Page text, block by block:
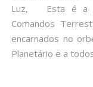
Luz, Esta é a
Comandos
encarnados no
Planetário e a